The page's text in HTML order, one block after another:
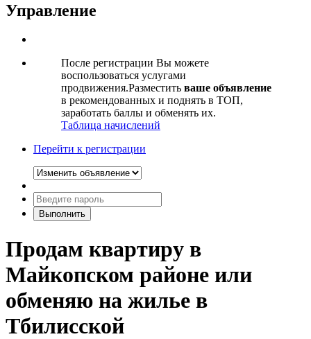
Управление
После регистрации Вы можете
воспользоваться услугами
продвижения.Разместить ваше объявление
в рекомендованных и поднять в ТОП,
заработать баллы и обменять их.
Таблица начислений
Перейти к регистрации
Продам квартиру в
Майкопском районе или
обменяю на жилье в
Тбилисской